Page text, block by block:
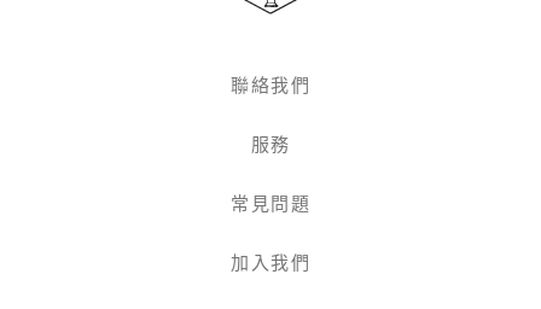
梵
雅
寶
聯絡我們
服務
常見問題
加入我們